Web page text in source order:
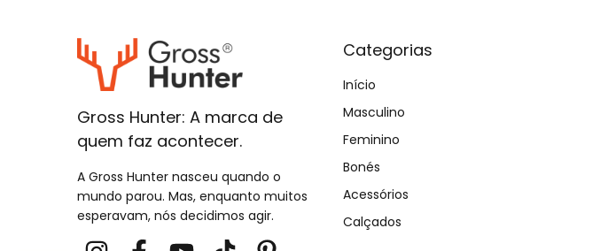
Gross Hunter: A marca de
quem faz acontecer.
A Gross Hunter nasceu quando o
mundo parou. Mas, enquanto muitos
esperavam, nós decidimos agir.
Categorias
Início
Masculino
Feminino
Bonés
Acessórios
Calçados